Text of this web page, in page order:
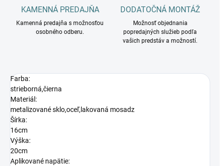
KAMENNÁ PREDAJŇA
Kamenná predajňa s možnosťou
osobného odberu.
DODATOČNÁ MONTÁŽ
Možnosť objednania
popredajných služieb podľa
vašich predstáv a možností.
Farba:
strieborná,čierna
Materiál:
metalizované sklo,oceľ,lakovaná mosadz
Šírka:
16cm
Výška:
20cm
Aplikované napätie: